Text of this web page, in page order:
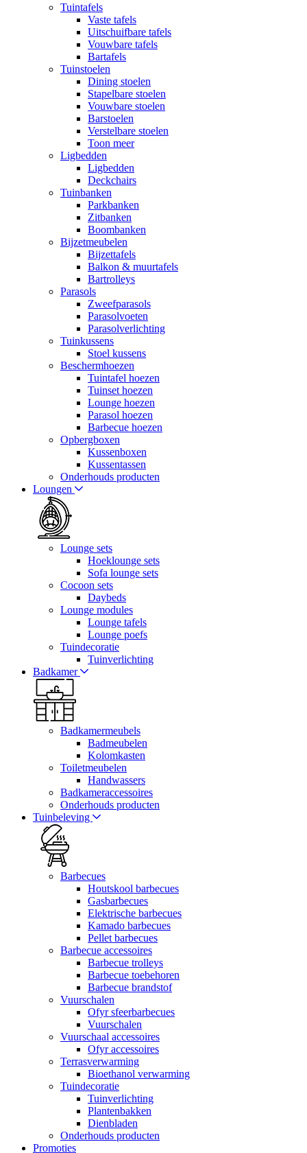
Tuintafels
Vaste tafels
Uitschuifbare tafels
Vouwbare tafels
Bartafels
Tuinstoelen
Dining stoelen
Stapelbare stoelen
Vouwbare stoelen
Barstoelen
Verstelbare stoelen
Toon meer
Ligbedden
Ligbedden
Deckchairs
Tuinbanken
Parkbanken
Zitbanken
Boombanken
Bijzetmeubelen
Bijzettafels
Balkon & muurtafels
Bartrolleys
Parasols
Zweefparasols
Parasolvoeten
Parasolverlichting
Tuinkussens
Stoel kussens
Beschermhoezen
Tuintafel hoezen
Tuinset hoezen
Lounge hoezen
Parasol hoezen
Barbecue hoezen
Opbergboxen
Kussenboxen
Kussentassen
Onderhouds producten
Loungen
Lounge sets
Hoeklounge sets
Sofa lounge sets
Cocoon sets
Daybeds
Lounge modules
Lounge tafels
Lounge poefs
Tuindecoratie
Tuinverlichting
Badkamer
Badkamermeubels
Badmeubelen
Kolomkasten
Toiletmeubelen
Handwassers
Badkameraccessoires
Onderhouds producten
Tuinbeleving
Barbecues
Houtskool barbecues
Gasbarbecues
Elektrische barbecues
Kamado barbecues
Pellet barbecues
Barbecue accessoires
Barbecue trolleys
Barbecue toebehoren
Barbecue brandstof
Vuurschalen
Ofyr sfeerbarbecues
Vuurschalen
Vuurschaal accessoires
Ofyr accessoires
Terrasverwarming
Bioethanol verwarming
Tuindecoratie
Tuinverlichting
Plantenbakken
Dienbladen
Onderhouds producten
Promoties